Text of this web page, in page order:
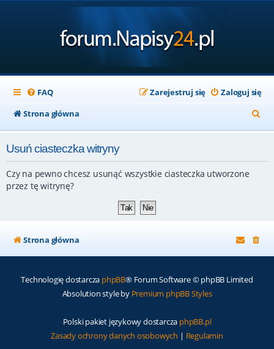
FAQ Zaloguj się
Zarejestruj się
Strona główna
z
Usuń ciasteczka witryny
Czy na pewno chcesz usunąć wszystkie ciasteczka utworzone
przez tę witrynę?
Strona główna
Technologię dostarcza phpBB® Forum Software © phpBB Limited
Absolution style by Premium phpBB Styles
Polski pakiet językowy dostarcza phpBB.pl
Zasady ochrony danych osobowych | Regulamin